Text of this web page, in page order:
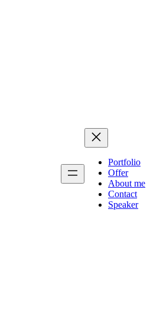
Portfolio
Offer
About me
Contact
Speaker